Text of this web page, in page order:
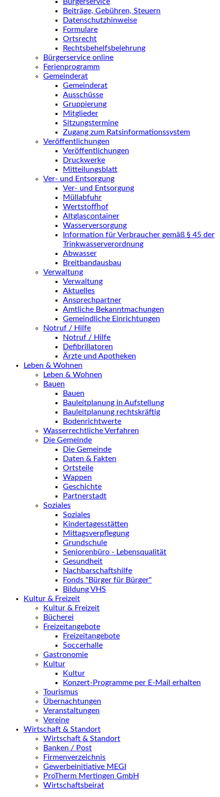
Bürgerservice
Beiträge, Gebühren, Steuern
Datenschutzhinweise
Formulare
Ortsrecht
Rechtsbehelfsbelehrung
Bürgerservice online
Ferienprogramm
Gemeinderat
Gemeinderat
Ausschüsse
Gruppierung
Mitglieder
Sitzungstermine
Zugang zum Ratsinformationssystem
Veröffentlichungen
Veröffentlichungen
Druckwerke
Mitteilungsblatt
Ver- und Entsorgung
Ver- und Entsorgung
Müllabfuhr
Wertstoffhof
Altglascontainer
Wasserversorgung
Information für Verbraucher gemäß § 45 der
Trinkwasserverordnung
Abwasser
Breitbandausbau
Verwaltung
Verwaltung
Aktuelles
Ansprechpartner
Amtliche Bekanntmachungen
Gemeindliche Einrichtungen
Notruf / Hilfe
Notruf / Hilfe
Defibrillatoren
Ärzte und Apotheken
Leben & Wohnen
Leben & Wohnen
Bauen
Bauen
Bauleitplanung in Aufstellung
Bauleitplanung rechtskräftig
Bodenrichtwerte
Wasserrechtliche Verfahren
Die Gemeinde
Die Gemeinde
Daten & Fakten
Ortsteile
Wappen
Geschichte
Partnerstadt
Soziales
Soziales
Kindertagesstätten
Mittagsverpflegung
Grundschule
Seniorenbüro - Lebensqualität
Gesundheit
Nachbarschaftshilfe
Fonds "Bürger für Bürger"
Bildung VHS
Kultur & Freizeit
Kultur & Freizeit
Bücherei
Freizeitangebote
Freizeitangebote
Soccerhalle
Gastronomie
Kultur
Kultur
Konzert-Programme per E-Mail erhalten
Tourismus
Übernachtungen
Veranstaltungen
Vereine
Wirtschaft & Standort
Wirtschaft & Standort
Banken / Post
Firmenverzeichnis
Gewerbeinitiative MEGI
ProTherm Mertingen GmbH
Wirtschaftsbeirat